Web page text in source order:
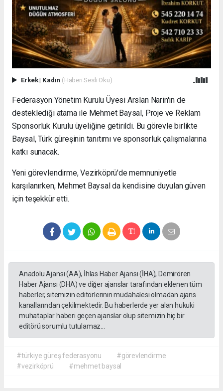
Erkek| Kadın (Haberi Sesli Oku)
Federasyon Yönetim Kurulu Üyesi Arslan Narin'in de
desteklediği atama ile Mehmet Baysal, Proje ve Reklam
Sponsorluk Kurulu üyeliğine getirildi. Bu görevle birlikte
Baysal, Türk güreşinin tanıtımı ve sponsorluk çalışmalarına
katkı sunacak.
Yeni görevlendirme, Vezirköprü'de memnuniyetle
karşılanırken, Mehmet Baysal da kendisine duyulan güven
için teşekkür etti.
Anadolu Ajansı (AA), İhlas Haber Ajansı (İHA), Demirören
Haber Ajansı (DHA) ve diğer ajanslar tarafından eklenen tüm
haberler, sitemizin editörlerinin müdahalesi olmadan ajans
kanallarından çekilmektedir. Bu haberlerde yer alan hukuki
muhataplar haberi geçen ajanslar olup sitemizin hiç bir
editörü sorumlu tutulamaz...
#türkiye güreş federasyonu
#görevlendirme
#vezirköprü
#mehmet baysal